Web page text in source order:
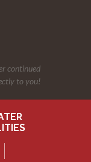
continued
to you!